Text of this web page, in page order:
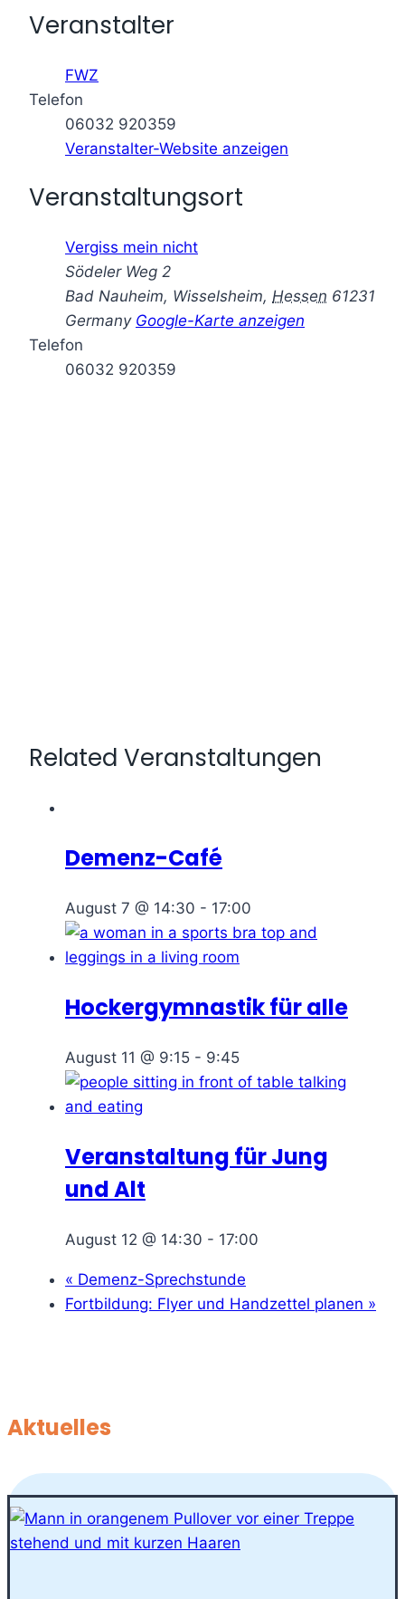
Veranstalter
FWZ
Telefon
06032 920359
Veranstalter-Website anzeigen
Veranstaltungsort
Vergiss mein nicht
Södeler Weg 2
Bad Nauheim, Wisselsheim, Hessen 61231
Germany Google-Karte anzeigen
Telefon
06032 920359
Related Veranstaltungen
Demenz-Café
August 7 @ 14:30 - 17:00
Hockergymnastik für alle
August 11 @ 9:15 - 9:45
Veranstaltung für Jung
und Alt
August 12 @ 14:30 - 17:00
« Demenz-Sprechstunde
Fortbildung: Flyer und Handzettel planen »
Aktuelles